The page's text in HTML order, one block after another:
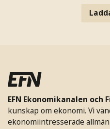
EFN Ekonomikanalen och
kunskap om ekonomi. Vi
ekonomiintresserade